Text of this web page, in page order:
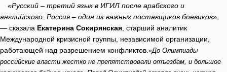
«Русский – третий язык в ИГИЛ после арабского и
английского. Россия – один из важных поставщиков боевиков»
— сказала Екатерина Сокирянская , старший аналитик
Международной кризисной группы, независимой организации,
работающей над разрешением конфликтов. «До Олимпиады
российские власти жестко не препятствовали отъездам, и большое